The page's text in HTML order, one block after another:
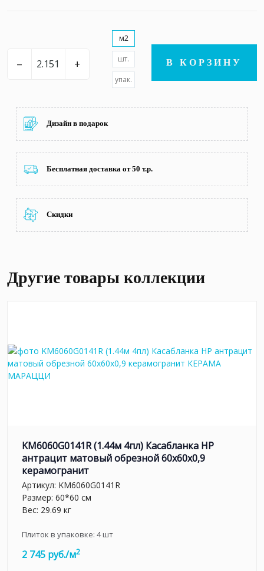
– +
м2
шт.
упак.
В КОРЗИНУ
Дизайн в подарок
Бесплатная доставка от 50 т.р.
Скидки
Другие товары коллекции
KM6060G0141R (1.44м 4пл) Касабланка HP
антрацит матовый обрезной 60x60x0,9
керамогранит
Артикул: KM6060G0141R
Размер: 60*60 см
Вес: 29.69 кг
Плиток в упаковке: 4шт
2 745 руб./м2